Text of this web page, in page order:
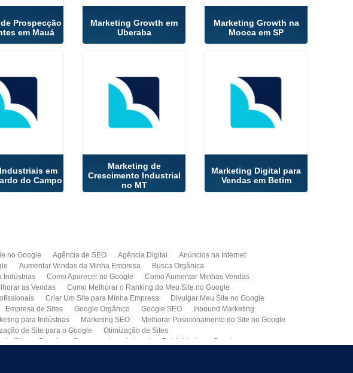
Prospecção
em Mauá
Marketing Growth em
Uberaba
Marketing Growth na
Mooca em SP
em
do Campo
Marketing de
Crescimento Industrial
no MT
Marketing Digital para
Vendas em Betim
no Google Agência de SEO Agência Digital
Anúncios na Internet
Aumentar Vendas da Minha Empresa
Busca Orgânica
Indústrias Como Aparecer no Google
Como Aumentar Minhas Vendas
as Vendas
Como Melhorar o Ranking do Meu Site no Google
Criar Um Site para Minha Empresa
Divulgar Meu Site no Google
Empresa de Sites Google Orgânico Google SEO
Inbound Marketing
para Indústrias Marketing SEO
Melhorar Posicionamento do Site no Google
de Site para o Google
Otimização de Sites
Site no Google Propaganda na Internet
Publicidade no Google